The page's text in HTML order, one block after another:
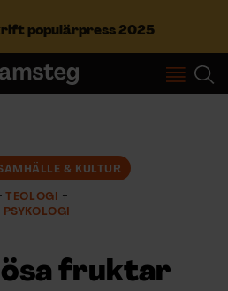
populärpress 2025
& KULTUR
TEOLOGI
PSYKOLOGI
fruktar